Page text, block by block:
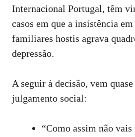
Internacional Portugal, têm
casos em que a insistência
familiares hostis agrava
depressão.
A seguir à decisão, vem
julgamento social:
“Como assim não vais